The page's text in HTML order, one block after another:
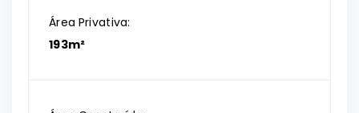
Área Privativa:
193m²